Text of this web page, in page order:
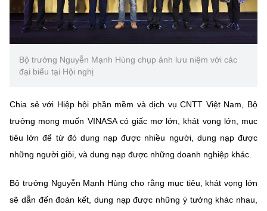
Bộ trưởng Nguyễn Mạnh Hùng chụp ảnh lưu niệm với các
đại biểu tại Hội nghị
Chia sẻ với Hiệp hội phần mềm và dịch vụ CNTT Việt Nam, Bộ
trưởng mong muốn VINASA có giấc mơ lớn, khát vọng lớn, mục
tiêu lớn để từ đó dung nạp được nhiều người, dung nạp được
những người giỏi, và dung nạp được những doanh nghiệp khác.
Bộ trưởng Nguyễn Mạnh Hùng cho rằng mục tiêu, khát vọng lớn
sẽ dẫn đến đoàn kết, dung nạp được những ý tưởng khác nhau,